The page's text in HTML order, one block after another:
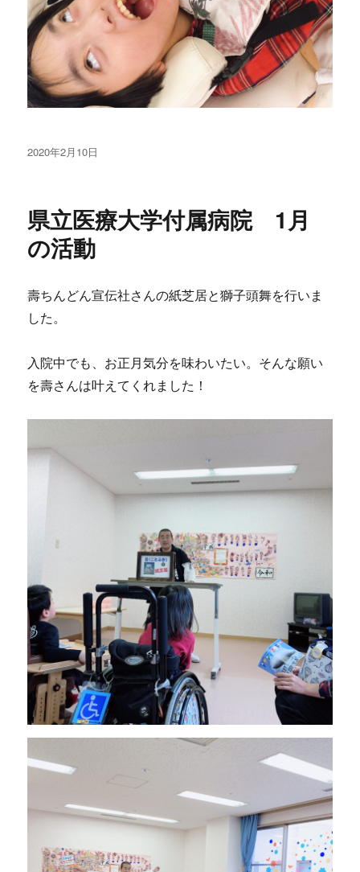
投
2020年2月10日
県立医療大学付属病院 1月
の活動
壽ちんどん宣伝社さんの紙芝居と獅子頭舞を行いま
した。
入院中でも、お正月気分を味わいたい。そんな願い
を壽さんは叶えてくれました！